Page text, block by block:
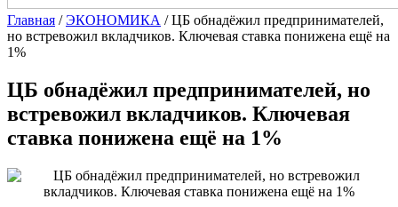
Главная /ЭКОНОМИКА /ЦБ обнадёжил предпринимателей,
но встревожил вкладчиков. Ключевая ставка понижена ещё на
1%
ЦБ обнадёжил предпринимателей, но
встревожил вкладчиков. Ключевая
ставка понижена ещё на 1%